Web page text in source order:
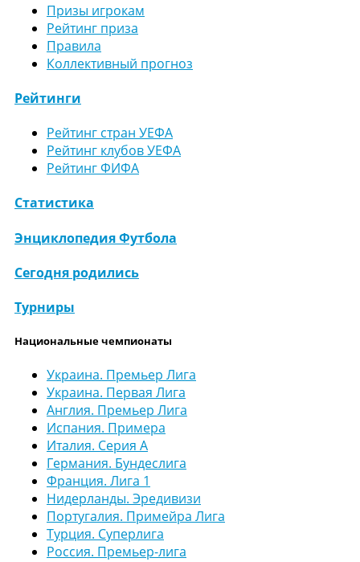
Призы игрокам
Рейтинг приза
Правила
Коллективный прогноз
Рейтинги
Рейтинг стран УЕФА
Рейтинг клубов УЕФА
Рейтинг ФИФА
Статистика
Энциклопедия Футбола
Сегодня родились
Турниры
Национальные чемпионаты
Украина. Премьер Лига
Украина. Первая Лига
Англия. Премьер Лига
Испания. Примера
Италия. Серия А
Германия. Бундеслига
Франция. Лига 1
Нидерланды. Эредивизи
Португалия. Примейра Лига
Турция. Суперлига
Россия. Премьер-лига